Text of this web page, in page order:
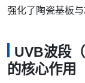
强化了陶瓷基板
UVB波段
的核心作用